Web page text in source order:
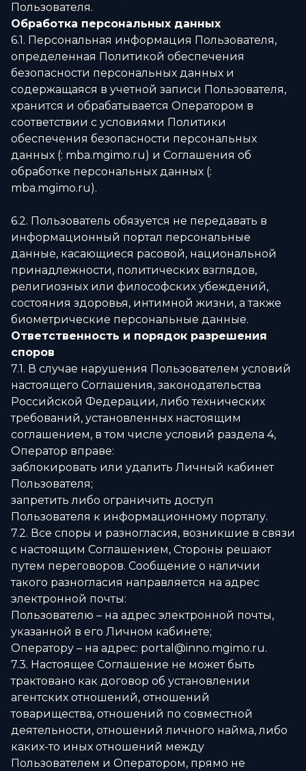
Пользователя.
Обработка персональных данных
6.1. Персональная информация Пользователя,
определенная Политикой обеспечения
безопасности персональных данных и
содержащаяся в учетной записи Пользователя,
хранится и обрабатывается Оператором в
соответствии с условиями Политики
обеспечения безопасности персональных
данных (: mba.mgimo.ru) и Соглашения об
обработке персональных данных (:
mba.mgimo.ru).
6.2. Пользователь обязуется не передавать в
информационный портал персональные
данные, касающиеся расовой, национальной
принадлежности, политических взглядов,
религиозных или философских убеждений,
состояния здоровья, интимной жизни, а также
биометрические персональные данные.
Ответственность и порядок разрешения
споров
7.1. В случае нарушения Пользователем условий
настоящего Соглашения, законодательства
Российской Федерации, либо технических
требований, установленных настоящим
соглашением, в том числе условий раздела 4,
Оператор вправе:
заблокировать или удалить Личный кабинет
Пользователя;
запретить либо ограничить доступ
Пользователя к информационному порталу.
7.2. Все споры и разногласия, возникшие в связи
с настоящим Соглашением, Стороны решают
путем переговоров. Сообщение о наличии
такого разногласия направляется на адрес
электронной почты:
Пользователю – на адрес электронной почты,
указанной в его Личном кабинете;
Оператору – на адрес: portal@inno.mgimo.ru.
7.3. Настоящее Соглашение не может быть
трактовано как договор об установлении
агентских отношений, отношений
товарищества, отношений по совместной
деятельности, отношений личного найма, либо
каких-то иных отношений между
Пользователем и Оператором, прямо не